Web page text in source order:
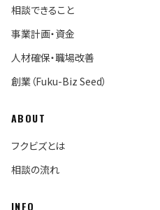
相談できること
事業計画・資金
人材確保・職場改善
創業（Fuku-Biz Seed）
ABOUT
フクビズとは
相談の流れ
INFO